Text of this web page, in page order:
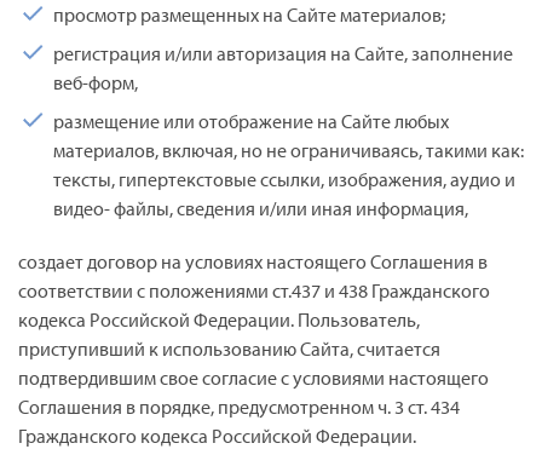
просмотр размещенных на Сайте материалов;
регистрация и/или авторизация на Сайте, заполнение
веб-форм,
размещение или отображение на Сайте любых
материалов, включая, но не ограничиваясь, такими как:
тексты, гипертекстовые ссылки, изображения, аудио и
видео- файлы, сведения и/или иная информация,
создает договор на условиях настоящего Соглашения в
соответствии с положениями ст.437 и 438 Гражданского
кодекса Российской Федерации. Пользователь,
приступивший к использованию Сайта, считается
подтвердившим свое согласие с условиями настоящего
Соглашения в порядке, предусмотренном ч. 3 ст. 434
Гражданского кодекса Российской Федерации.